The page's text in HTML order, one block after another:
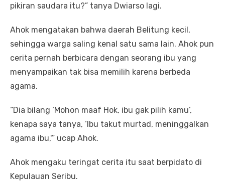
pikiran saudara itu?” tanya Dwiarso lagi.
Ahok mengatakan bahwa daerah Belitung kecil,
sehingga warga saling kenal satu sama lain. Ahok pun
cerita pernah berbicara dengan seorang ibu yang
menyampaikan tak bisa memilih karena berbeda
agama.
“Dia bilang ‘Mohon maaf Hok, ibu gak pilih kamu’,
kenapa saya tanya, ‘Ibu takut murtad, meninggalkan
agama ibu,'” ucap Ahok.
Ahok mengaku teringat cerita itu saat berpidato di
Kepulauan Seribu.